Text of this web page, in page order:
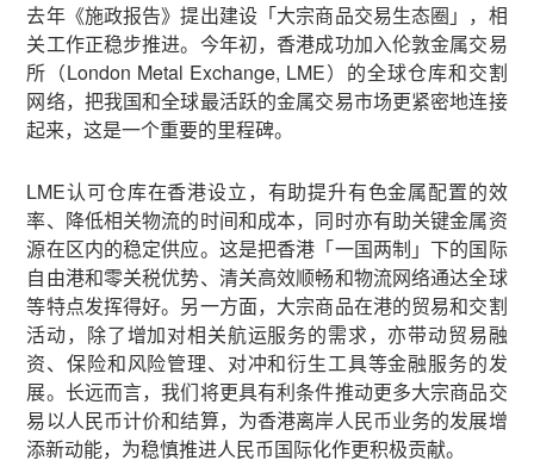
去年《施政报告》提出建设「大宗商品交易生态圈」，相
关工作正稳步推进。今年初，香港成功加入伦敦金属交易
所（London Metal Exchange, LME）的全球仓库和交割
网络，把我国和全球最活跃的金属交易市场更紧密地连接
起来，这是一个重要的里程碑。
LME认可仓库在香港设立，有助提升有色金属配置的效
率、降低相关物流的时间和成本，同时亦有助关键金属资
源在区内的稳定供应。这是把香港「一国两制」下的国际
自由港和零关税优势、清关高效顺畅和物流网络通达全球
等特点发挥得好。另一方面，大宗商品在港的贸易和交割
活动，除了增加对相关航运服务的需求，亦带动贸易融
资、保险和风险管理、对冲和衍生工具等金融服务的发
展。长远而言，我们将更具有利条件推动更多大宗商品交
易以人民币计价和结算，为香港离岸人民币业务的发展增
添新动能，为稳慎推进人民币国际化作更积极贡献。